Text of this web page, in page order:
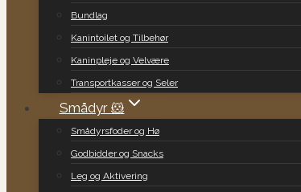
Bundlag
Kanintoilet og Tilbehør
Kaninpleje og Velvære
Transportkasser og Seler
Smådyr 🐹
Smådyrsfoder og Hø
Godbidder og Snacks
Leg og Aktivering